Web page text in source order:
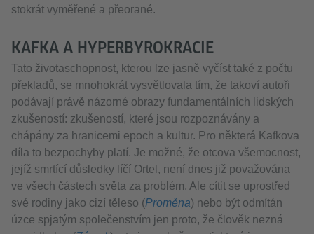
stokrát vyměřené a přeorané.
KAFKA A HYPERBYROKRACIE
Tato životaschopnost, kterou lze jasně vyčíst také z počtu
překladů, se mnohokrát vysvětlovala tím, že takoví autoři
podávají právě názorné obrazy fundamentálních lidských
zkušeností: zkušeností, které jsou rozpoznávány a
chápány za hranicemi epoch a kultur. Pro některá Kafkova
díla to bezpochyby platí. Je možné, že otcova všemocnost,
jejíž smrtící důsledky líčí Ortel, není dnes již považována
ve všech částech světa za problém. Ale cítit se uprostřed
své rodiny jako cizí těleso (Proměna) nebo být odmítán
úzce spjatým společenstvím jen proto, že člověk nezná